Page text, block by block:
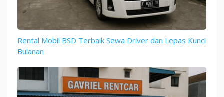
Rental Mobil BSD Terbaik Sewa Driver dan Lepas Kunci
Bulanan